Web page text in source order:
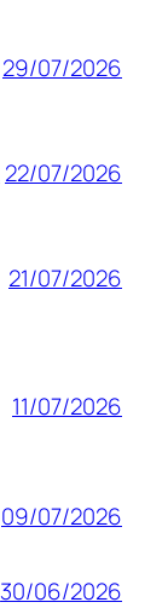
29/07/2026
22/07/2026
21/07/2026
11/07/2026
09/07/2026
30/06/2026